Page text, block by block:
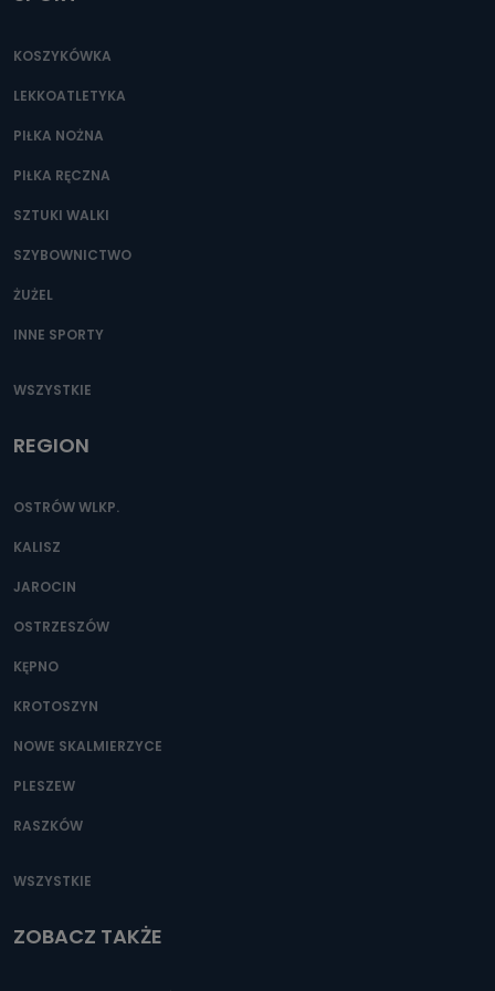
danych osobowych?
e-mailowo pod adresem: poczta@tvproart.pl
KOSZYKÓWKA
LEKKOATLETYKA
PIŁKA NOŻNA
PIŁKA RĘCZNA
SZTUKI WALKI
SZYBOWNICTWO
ŻUŻEL
INNE SPORTY
WSZYSTKIE
REGION
OSTRÓW WLKP.
KALISZ
JAROCIN
OSTRZESZÓW
KĘPNO
KROTOSZYN
NOWE SKALMIERZYCE
PLESZEW
RASZKÓW
WSZYSTKIE
ZOBACZ TAKŻE